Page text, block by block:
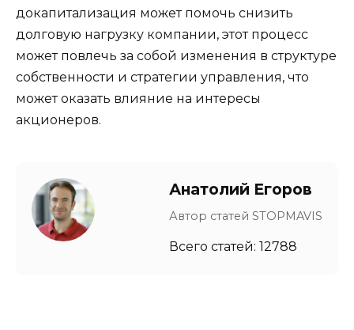
докапитализация может помочь снизить
долговую нагрузку компании, этот процесс
может повлечь за собой изменения в структуре
собственности и стратегии управления, что
может оказать влияние на интересы
акционеров.
Анатолий Егоров
Автор статей STOPMAVIS
Всего статей: 12788